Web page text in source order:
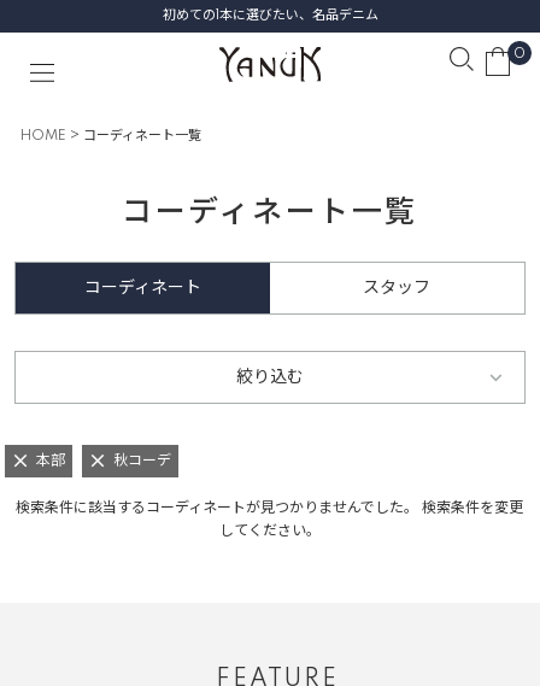
初めての1本に選びたい、名品デニム
0
HOME コーディネート一覧
コーディネート一覧
コーディネート スタッフ
絞り込む
本部 秋コーデ
検索条件に該当するコーディネートが見つかりませんでした。 検索条件を変更
してください。
FEATURE